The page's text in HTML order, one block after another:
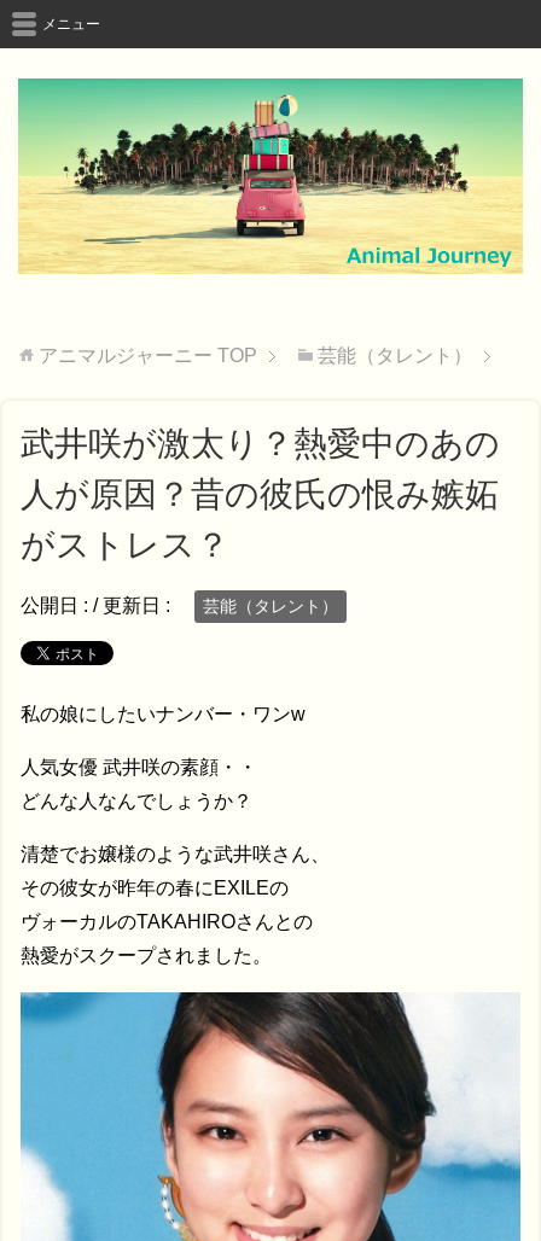
メニュー
アニマルジャーニー TOP 芸能（タレント）
武井咲が激太り？熱愛中のあの
人が原因？昔の彼氏の恨み嫉妬
がストレス？
公開日 : / 更新日 : 芸能（タレント）
私の娘にしたいナンバー・ワンw
人気女優 武井咲の素顔・・
どんな人なんでしょうか？
清楚でお嬢様のような武井咲さん、
その彼女が昨年の春にEXILEの
ヴォーカルのTAKAHIROさんとの
熱愛がスクープされました。